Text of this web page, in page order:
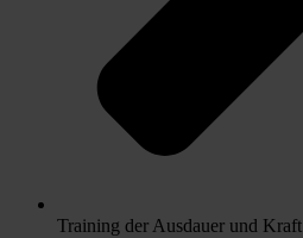
Training der Ausdauer und Kraft